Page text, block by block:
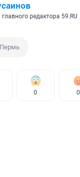
редактора 59.RU
Пермь
0 0